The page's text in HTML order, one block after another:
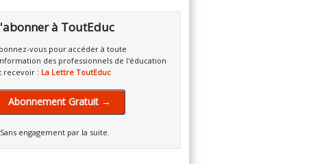
à ToutEduc
vous pour accéder à toute
des professionnels de l'éducation
recevoir : La Lettre ToutEduc
Abonnement Gratuit →
engagement par la suite.